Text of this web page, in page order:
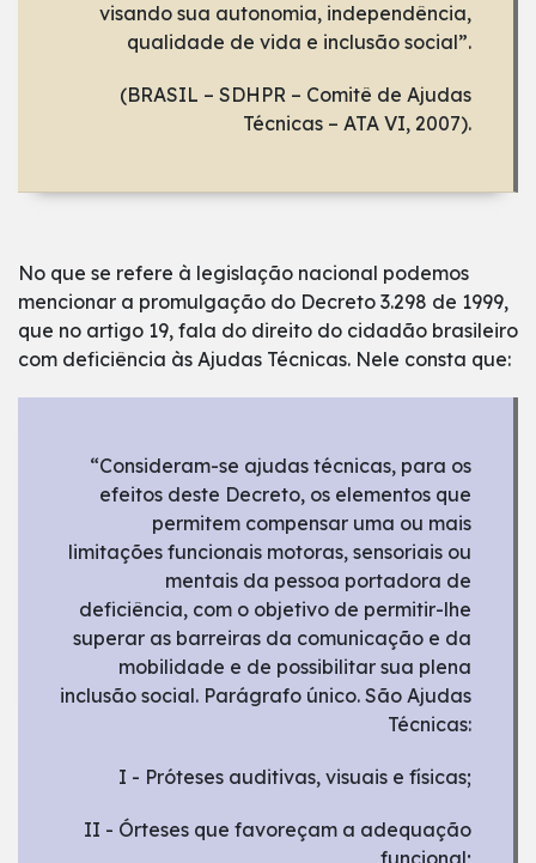
visando sua autonomia, independência,
qualidade de vida e inclusão social”.
(BRASIL – SDHPR – Comitê de Ajudas
Técnicas – ATA VI, 2007).
No que se refere à legislação nacional podemos
mencionar a promulgação do Decreto 3.298 de 1999,
que no artigo 19, fala do direito do cidadão brasileiro
com deficiência às Ajudas Técnicas. Nele consta que:
“Consideram-se ajudas técnicas, para os
efeitos deste Decreto, os elementos que
permitem compensar uma ou mais
limitações funcionais motoras, sensoriais ou
mentais da pessoa portadora de
deficiência, com o objetivo de permitir-lhe
superar as barreiras da comunicação e da
mobilidade e de possibilitar sua plena
inclusão social. Parágrafo único. São Ajudas
Técnicas:
I - Próteses auditivas, visuais e físicas;
II - Órteses que favoreçam a adequação